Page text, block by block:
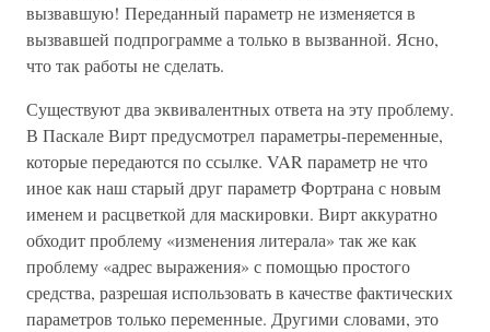
вызвавшую! Переданный параметр не изменяется в
вызвавшей подпрограмме а только в вызванной. Ясно,
что так работы не сделать.
Существуют два эквивалентных ответа на эту проблему.
В Паскале Вирт предусмотрел параметры-переменные,
которые передаются по ссылке. VAR параметр не что
иное как наш старый друг параметр Фортрана с новым
именем и расцветкой для маскировки. Вирт аккуратно
обходит проблему «изменения литерала» так же как
проблему «адрес выражения» с помощью простого
средства, разрешая использовать в качестве фактических
параметров только переменные. Другими словами, это